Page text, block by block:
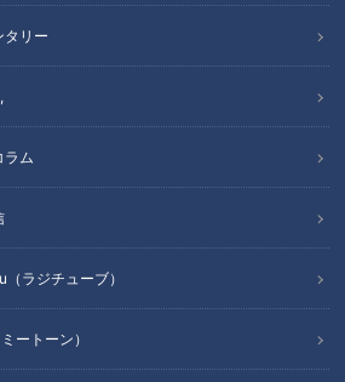
タリー
ラム
ラジチューブ）
ートーン）
ツ
せん。仕事が激務のため、平日は私が
方ないのですが、休日も友達と遊びに